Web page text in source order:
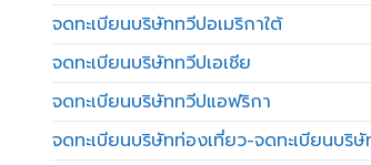
จดทะเบียนบริษัททวีปอเมริกาใต้
จดทะเบียนบริษัททวีปเอเชีย
จดทะเบียนบริษัททวีปแอฟริกา
จดทะเบียนบริษัทท่องเที่ยว-จดทะเบียนบริษั